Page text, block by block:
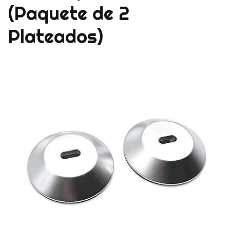
(Paquete de 2
Plateados)